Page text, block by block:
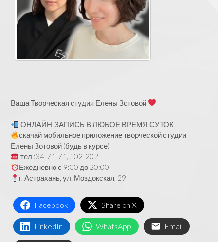
Ваша Творческая студия Елены Зотовой
ОНЛАЙН-ЗАПИСЬ В ЛЮБОЕ ВРЕМЯ СУТОК
скачай мобильное приложение творческой студии
Елены Зотовой (будь в курсе)
тел.:34-71-71, 502-202
Ежедневно с 9:00 до 20:00
г. Астрахань, ул. Моздокская, 29
Facebook Share on X
LinkedIn WhatsApp Email